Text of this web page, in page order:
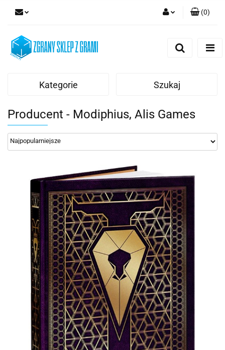
(0)
Kategorie Szukaj
Producent - Modiphius, Alis Games